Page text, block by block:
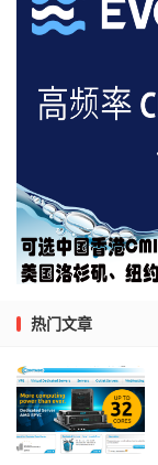
热门文章